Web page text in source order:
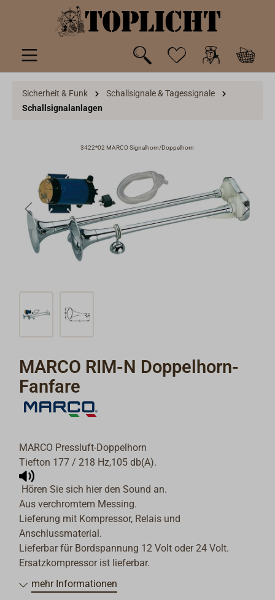
springen
Sicherheit & Funk
Schallsignale & Tagessignale
Schallsignalanlagen
3422*02 MARCO Signalhorn/Doppelhorn
MARCO RIM-N Doppelhorn-
Fanfare
MARCO Pressluft-Doppelhorn
Tiefton 177 / 218 Hz,105 db(A).
Hören Sie sich hier den Sound an.
Aus verchromtem Messing.
Lieferung mit Kompressor, Relais und
Anschlussmaterial.
Lieferbar für Bordspannung 12 Volt oder 24 Volt.
Ersatzkompressor ist lieferbar.
mehr Informationen